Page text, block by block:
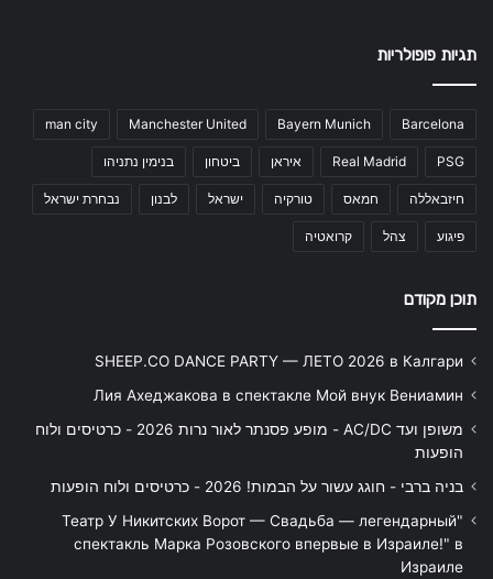
תגיות פופולריות
Barcelona
Bayern Munich
Manchester United
man city
PSG
Real Madrid איראן ביטחון בנימין נתניהו
חיזבאללה חמאס טורקיה ישראל לבנון נבחרת ישראל
פיגוע צהל קרואטיה
תוכן מקודם
SHEEP.CO DANCE PARTY — ЛЕТО 2026 в Калгари
Лия Ахеджакова в спектакле Мой внук Вениамин
משופן ועד AC/DC - מופע פסנתר לאור נרות 2026 - כרטיסים ולוח
הופעות
בניה ברבי - חוגג עשור על הבמות! 2026 - כרטיסים ולוח הופעות
"Театр У Никитских Ворот — Свадьба — легендарный
спектакль Марка Розовского впервые в Израиле!" в
Израиле